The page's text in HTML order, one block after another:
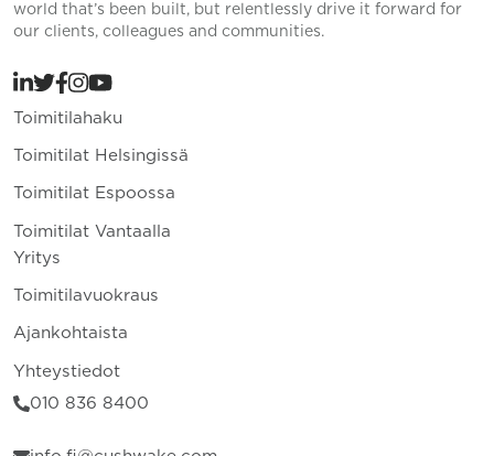
world that’s been built, but relentlessly drive it forward for
our clients, colleagues and communities.
Toimitilahaku
Toimitilat Helsingissä
Toimitilat Espoossa
Toimitilat Vantaalla
Yritys
Toimitilavuokraus
Ajankohtaista
Yhteystiedot
010 836 8400